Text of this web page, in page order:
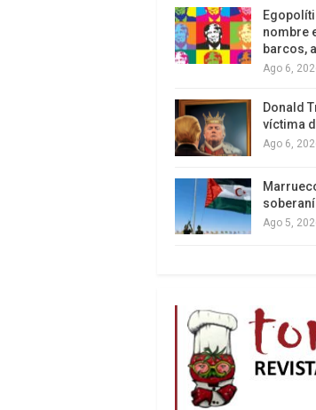
nombre
barcos,
Ago 6,
Donald
víctima
Ago 6,
Ago 5,